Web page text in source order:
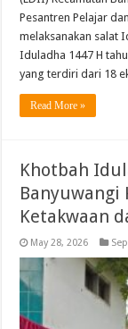
Pesantren Pelajar
melaksanakan salat
Iduladha 1447 H
yang terdiri dari 18
Read More »
Khotbah
Banyuwangi
Ketakwaan
May 28, 2026